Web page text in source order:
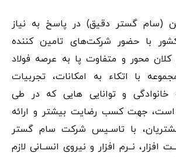
(سام گستر دقيق) در پاسخ به نیاز
با حضور شرکت‌های تامین کننده
کلان محور و متفاوت پا به عرصه فولاد
با اتکاء به امکانات، تجربیات
خانوادگی و توانایی هایی که در طی
است، جهت کسب رضایت بیشتر و ارائه
با تاسـیس شرکت سام گستر
نــرم افزار و نیروی انســانی لازم